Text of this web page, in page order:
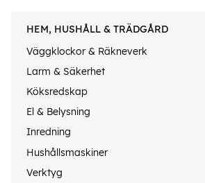
HEM, HUSHÅLL & TRÄDGÅRD
Väggklockor & Räkneverk
Larm & Säkerhet
Köksredskap
El & Belysning
Inredning
Hushållsmaskiner
Verktyg